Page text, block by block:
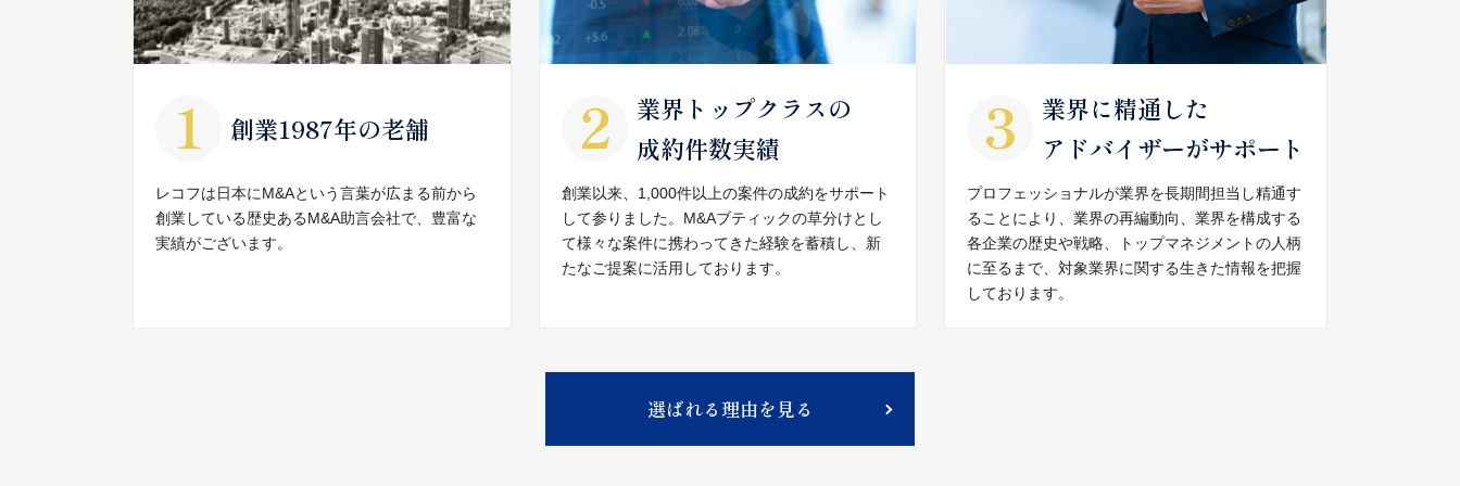
創業1987年の老舗
レコフは日本にM&Aという言葉が広まる前から
創業している歴史あるM&A助言会社で、豊富な
実績がございます。
業界トップクラスの
成約件数実績
創業以来、1,000件以上の案件の成約をサポート
して参りました。M&Aブティックの草分けとし
て様々な案件に携わってきた経験を蓄積し、新
たなご提案に活用しております。
業界に精通した
アドバイザーがサポート
プロフェッショナルが業界を長期間担当し精通す
ることにより、業界の再編動向、業界を構成する
各企業の歴史や戦略、トップマネジメントの人柄
に至るまで、対象業界に関する生きた情報を把握
しております。
選ばれる理由を見る